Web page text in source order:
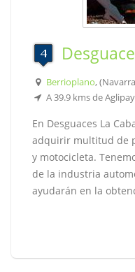
Berrioplano,
A 39.9 kms de Aglipay
En Desguaces La
adquirir multitud de
y motocicleta.
de la industria
ayudarán en la